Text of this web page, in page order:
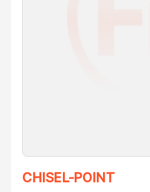
CHISEL-POINT